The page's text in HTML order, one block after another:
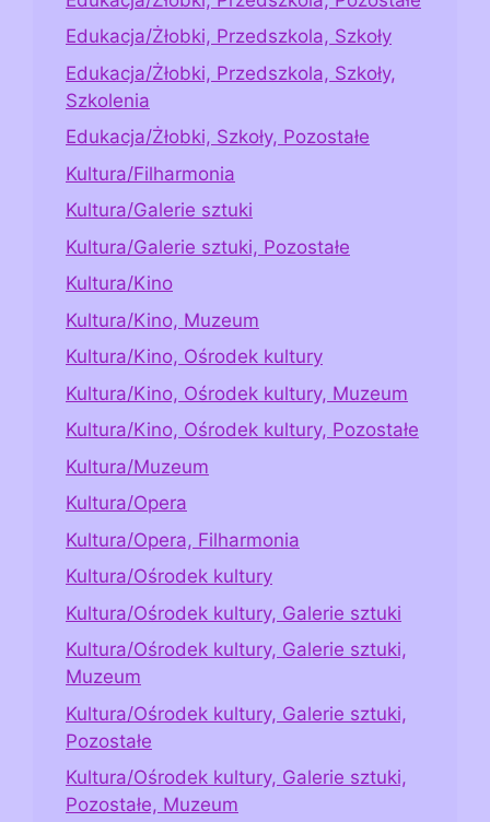
Edukacja/Żłobki, Przedszkola, Szkoły
Edukacja/Żłobki, Przedszkola, Szkoły,
Szkolenia
Edukacja/Żłobki, Szkoły, Pozostałe
Kultura/Filharmonia
Kultura/Galerie sztuki
Kultura/Galerie sztuki, Pozostałe
Kultura/Kino
Kultura/Kino, Muzeum
Kultura/Kino, Ośrodek kultury
Kultura/Kino, Ośrodek kultury, Muzeum
Kultura/Kino, Ośrodek kultury, Pozostałe
Kultura/Muzeum
Kultura/Opera
Kultura/Opera, Filharmonia
Kultura/Ośrodek kultury
Kultura/Ośrodek kultury, Galerie sztuki
Kultura/Ośrodek kultury, Galerie sztuki,
Muzeum
Kultura/Ośrodek kultury, Galerie sztuki,
Pozostałe
Kultura/Ośrodek kultury, Galerie sztuki,
Pozostałe, Muzeum